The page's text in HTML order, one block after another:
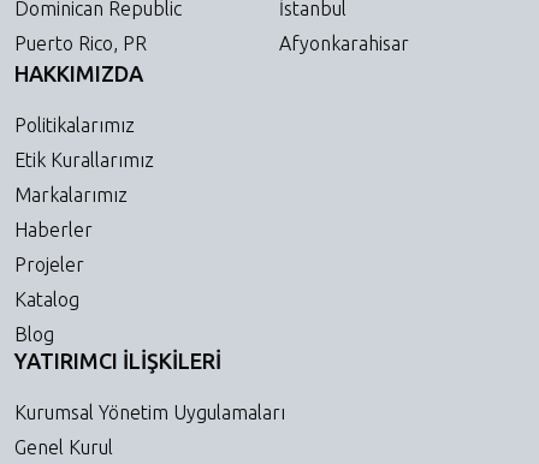
Dominican Republic
Puerto Rico, PR
İstanbul
Afyonkarahisar
HAKKIMIZDA
Politikalarımız
Etik Kurallarımız
Markalarımız
Haberler
Projeler
Katalog
Blog
YATIRIMCI İLİŞKİLERİ
Kurumsal Yönetim Uygulamaları
Genel Kurul